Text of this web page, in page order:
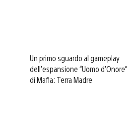
Un primo sguardo al gameplay
dell’espansione “Uomo d’Onore”
di Mafia: Terra Madre